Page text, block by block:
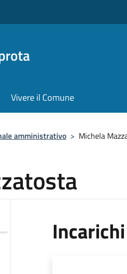
Vivere il Comune
amministrativo > Michela
Incarichi